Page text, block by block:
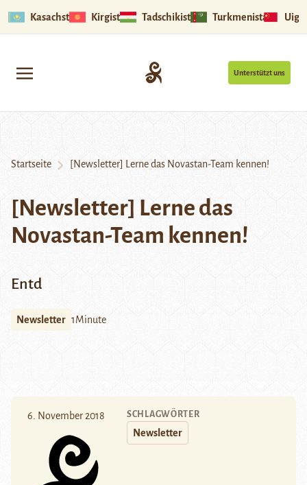
Kasachstan Kirgistan Tadschikistan Turkmenistan
Unterstützt uns
Startseite [Newsletter] Lerne das Novastan-Team kennen!
[Newsletter] Lerne das
Novastan-Team kennen!
Entd
Newsletter 1Minute
6. November 2018 SCHLAGWÖRTER
Newsletter